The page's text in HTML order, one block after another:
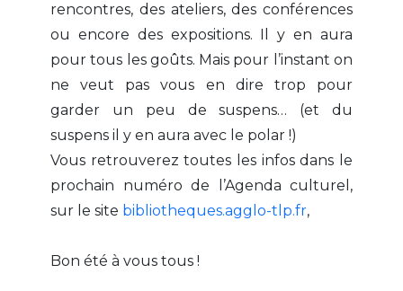
rencontres, des ateliers, des conférences
ou encore des expositions. Il y en aura
pour tous les goûts. Mais pour l’instant on
ne veut pas vous en dire trop pour
garder un peu de suspens… (et du
suspens il y en aura avec le polar !)
Vous retrouverez toutes les infos dans le
prochain numéro de l’Agenda culturel,
sur le site bibliotheques.agglo-tlp.fr,
Bon été à vous tous !